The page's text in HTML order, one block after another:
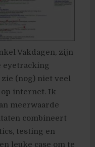
Vakdagen, zijn
eyetracking
(nog) niet veel
internet. Ik
meerwaarde
combineert
testing en
leuke case om te